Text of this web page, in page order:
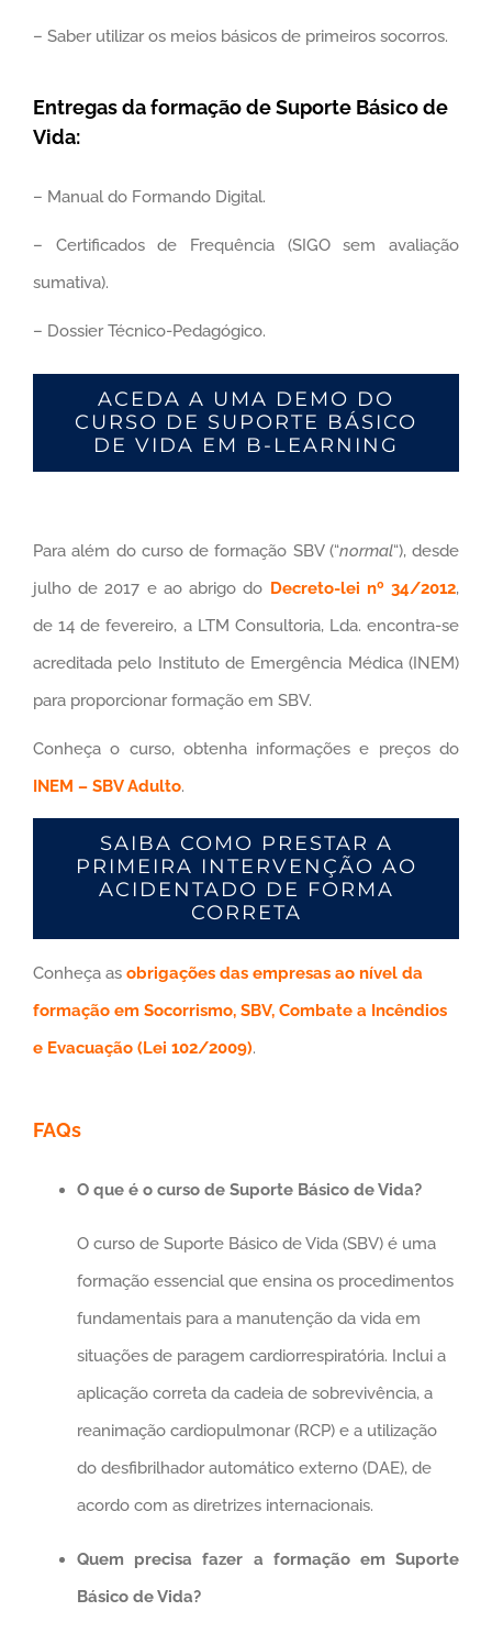
– Saber utilizar os meios básicos de primeiros socorros.
Entregas da formação de Suporte Básico de
Vida:
– Manual do Formando Digital.
– Certificados de Frequência (SIGO sem avaliação
sumativa).
– Dossier Técnico-Pedagógico.
ACEDA A UMA DEMO DO
CURSO DE SUPORTE BÁSICO
DE VIDA EM B-LEARNING
Para além do curso de formação SBV (“normal“), desde
julho de 2017 e ao abrigo do Decreto-lei nº 34/2012,
de 14 de fevereiro, a LTM Consultoria, Lda. encontra-se
acreditada pelo Instituto de Emergência Médica (INEM)
para proporcionar formação em SBV.
Conheça o curso, obtenha informações e preços do
INEM – SBV Adulto.
SAIBA COMO PRESTAR A
PRIMEIRA INTERVENÇÃO AO
ACIDENTADO DE FORMA
CORRETA
Conheça as obrigações das empresas ao nível da
formação em Socorrismo, SBV, Combate a Incêndios
e Evacuação (Lei 102/2009).
FAQs
O que é o curso de Suporte Básico de Vida?
O curso de Suporte Básico de Vida (SBV) é uma
formação essencial que ensina os procedimentos
fundamentais para a manutenção da vida em
situações de paragem cardiorrespiratória. Inclui a
aplicação correta da cadeia de sobrevivência, a
reanimação cardiopulmonar (RCP) e a utilização
do desfibrilhador automático externo (DAE), de
acordo com as diretrizes internacionais.
Quem precisa fazer a formação em Suporte
Básico de Vida?